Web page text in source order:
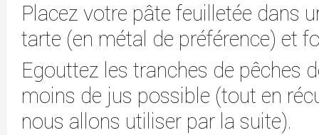
Placez votre pâte feuilletée dans
tarte (en métal de préférence) et
Egouttez les tranches de pêches
moins de jus possible (tout en
nous allons utiliser par la suite).